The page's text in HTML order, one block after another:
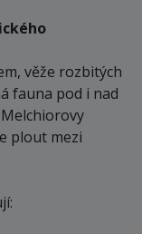
věže rozbitých
fauna pod i nad
plout mezi